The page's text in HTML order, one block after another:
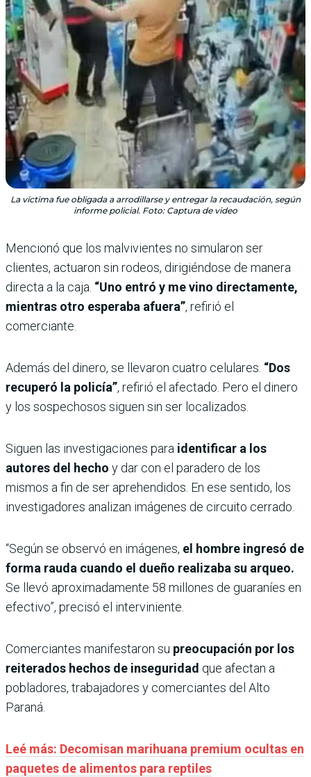
La víctima fue obligada a arrodillarse y entregar la recaudación, según
informe policial. Foto: Captura de video
Mencionó que los malvivientes no simularon ser
clientes, actuaron sin rodeos, dirigiéndose de manera
directa a la caja. “Uno entró y me vino directamente,
mientras otro esperaba afuera”, refirió el
comerciante.
Además del dinero, se llevaron cuatro celulares. “Dos
recuperó la policía”, refirió el afectado. Pero el dinero
y los sospechosos siguen sin ser localizados.
Siguen las investigaciones para identificar a los
autores del hecho y dar con el paradero de los
mismos a fin de ser aprehendidos. En ese sentido, los
investigadores analizan imágenes de circuito cerrado.
“Según se observó en imágenes, el hombre ingresó de
forma rauda cuando el dueño realizaba su arqueo.
Se llevó aproximadamente 58 millones de guaraníes en
efectivo”, precisó el interviniente.
Comerciantes manifestaron su preocupación por los
reiterados hechos de inseguridad que afectan a
pobladores, trabajadores y comerciantes del Alto
Paraná.
Leé más: Decomisan marihuana premium ocultas en
paquetes de alimentos para reptiles